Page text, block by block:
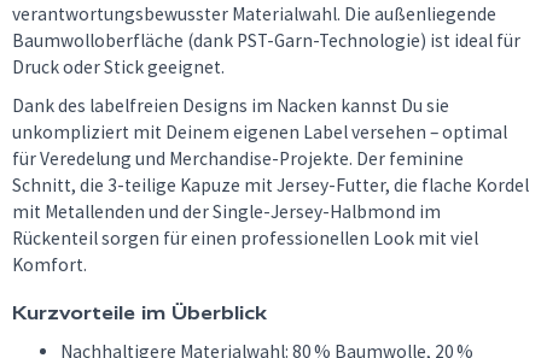
verantwortungsbewusster Materialwahl. Die außenliegende
Baumwolloberfläche (dank PST-Garn-Technologie) ist ideal für
Druck oder Stick geeignet.
Dank des labelfreien Designs im Nacken kannst Du sie
unkompliziert mit Deinem eigenen Label versehen – optimal
für Veredelung und Merchandise-Projekte. Der feminine
Schnitt, die 3-teilige Kapuze mit Jersey-Futter, die flache Kordel
mit Metallenden und der Single-Jersey-Halbmond im
Rückenteil sorgen für einen professionellen Look mit viel
Komfort.
Kurzvorteile im Überblick
Nachhaltigere Materialwahl: 80 % Baumwolle, 20 %